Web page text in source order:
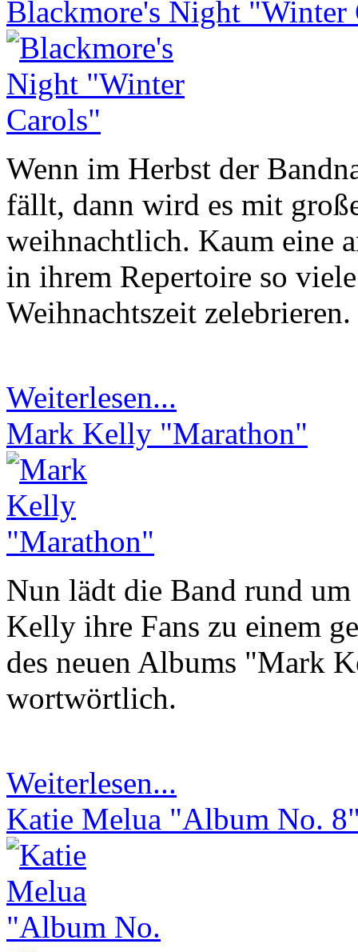
Blackmore's Night "Winter
Wenn im Herbst der
fällt, dann wird es mit
weihnachtlich. Kaum eine
in ihrem Repertoire so
Weihnachtszeit zelebrieren.
Weiterlesen...
Mark Kelly "Marathon"
Nun lädt die Band rund
Kelly ihre Fans zu einem
des neuen Albums "Mark
wortwörtlich.
Weiterlesen...
Katie Melua "Album No.